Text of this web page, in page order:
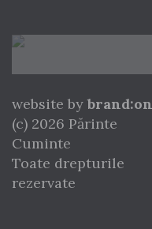
website by brand:on
(c) 2026 Părinte
Cuminte
Toate drepturile
rezervate